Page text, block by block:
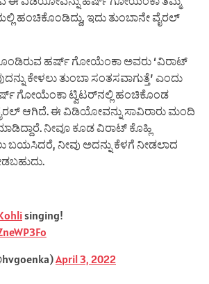
ಹಂಚಿಕೊಂಡಿದ್ದು, ಇದು ತುಂಬಾನೇ ವೈರಲ್
ಹರ್ಷ್ ಗೋಯೆಂಕಾ ಅವರು ‘ವಿರಾಟ್
ಕೇಳಲು ತುಂಬಾ ಸಂತಸವಾಗುತ್ತೆ’ ಎಂದು
ಹರ್ಷ್ ಗೋಯೆಂಕಾ ಟ್ವಿಟರ್‌ನಲ್ಲಿ ಹಂಚಿಕೊಂಡ
ಆಗಿದೆ. ಈ ವಿಡಿಯೋವನ್ನು ಸಾವಿರಾರು ಮಂದಿ
ನೀವೂ ಕೂಡ ವಿರಾಟ್ ಕೊಹ್ಲಿ
ಬಯಸಿದರೆ, ನೀವು ಅದನ್ನು ಕೆಳಗೆ ನೀಡಲಾದ
singing!
April 3, 2022